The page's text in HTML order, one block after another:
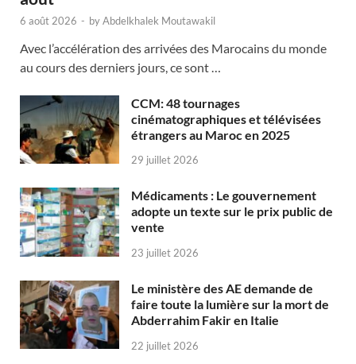
6 août 2026 - byAbdelkhalek Moutawakil
Avec l’accélération des arrivées des Marocains du monde
au cours des derniers jours, ce sont …
CCM: 48 tournages
cinématographiques et télévisées
étrangers au Maroc en 2025
29 juillet 2026
Médicaments : Le gouvernement
adopte un texte sur le prix public de
vente
23 juillet 2026
Le ministère des AE demande de
faire toute la lumière sur la mort de
Abderrahim Fakir en Italie
22 juillet 2026